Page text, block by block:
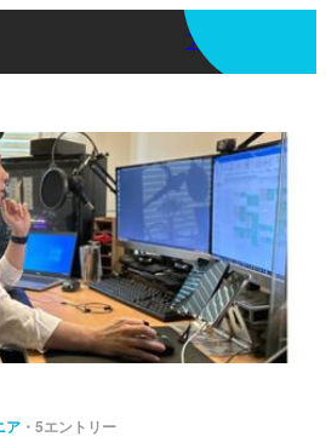
アプリを使う
ア 5エントリー